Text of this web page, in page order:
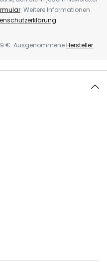
. Weitere Informationen
.
€. AusgenommeneHersteller.